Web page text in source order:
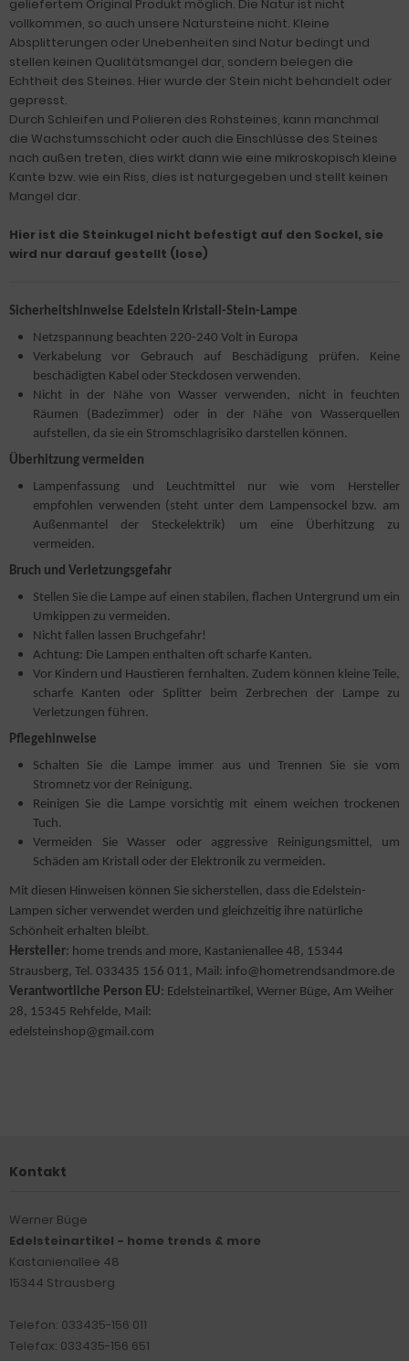
geliefertem Original Produkt möglich. Die Natur ist nicht
vollkommen, so auch unsere Natursteine nicht. Kleine
Absplitterungen oder Unebenheiten sind Natur bedingt und
stellen keinen Qualitätsmangel dar, sondern belegen die
Echtheit des Steines. Hier wurde der Stein nicht behandelt oder
gepresst.
Durch Schleifen und Polieren des Rohsteines, kann manchmal
die Wachstumsschicht oder auch die Einschlüsse des Steines
nach außen treten, dies wirkt dann wie eine mikroskopisch kleine
Kante bzw. wie ein Riss, dies ist naturgegeben und stellt keinen
Mangel dar.
Hier ist die Steinkugel nicht befestigt auf den Sockel, sie
wird nur darauf gestellt (lose)
Sicherheitshinweise Edelstein Kristall-Stein-Lampe
Netzspannung beachten 220-240 Volt in Europa
Verkabelung vor Gebrauch auf Beschädigung prüfen. Keine
beschädigten Kabel oder Steckdosen verwenden.
Nicht in der Nähe von Wasser verwenden, nicht in feuchten
Räumen (Badezimmer) oder in der Nähe von Wasserquellen
aufstellen, da sie ein Stromschlagrisiko darstellen können.
Überhitzung vermeiden
Lampenfassung und Leuchtmittel nur wie vom Hersteller
empfohlen verwenden (steht unter dem Lampensockel bzw. am
Außenmantel der Steckelektrik) um eine Überhitzung zu
vermeiden.
Bruch und Verletzungsgefahr
Stellen Sie die Lampe auf einen stabilen, flachen Untergrund um ein
Umkippen zu vermeiden.
Nicht fallen lassen Bruchgefahr!
Achtung: Die Lampen enthalten oft scharfe Kanten.
Vor Kindern und Haustieren fernhalten. Zudem können kleine Teile,
scharfe Kanten oder Splitter beim Zerbrechen der Lampe zu
Verletzungen führen.
Pflegehinweise
Schalten Sie die Lampe immer aus und Trennen Sie sie vom
Stromnetz vor der Reinigung.
Reinigen Sie die Lampe vorsichtig mit einem weichen trockenen
Tuch.
Vermeiden Sie Wasser oder aggressive Reinigungsmittel, um
Schäden am Kristall oder der Elektronik zu vermeiden.
Mit diesen Hinweisen können Sie sicherstellen, dass die Edelstein-
Lampen sicher verwendet werden und gleichzeitig ihre natürliche
Schönheit erhalten bleibt.
Hersteller: home trends and more, Kastanienallee 48, 15344
Strausberg, Tel. 033435 156 011, Mail: info@hometrendsandmore.de
Verantwortliche Person EU: Edelsteinartikel, Werner Büge, Am Weiher
28, 15345 Rehfelde, Mail:
edelsteinshop@gmail.com
Kontakt
Werner Büge
Edelsteinartikel - home trends & more
Kastanienallee 48
15344 Strausberg
Telefon: 033435-156 011
Telefax: 033435-156 651